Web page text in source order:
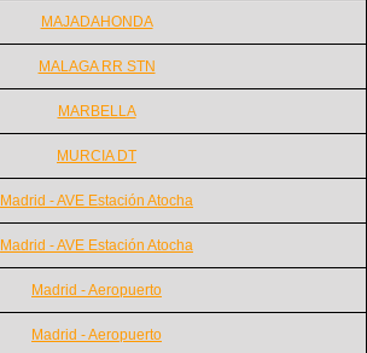
MAJADAHONDA
MALAGA RR STN
MARBELLA
MURCIA DT
Madrid - AVE Estación Atocha
Madrid - AVE Estación Atocha
Madrid - Aeropuerto
Madrid - Aeropuerto